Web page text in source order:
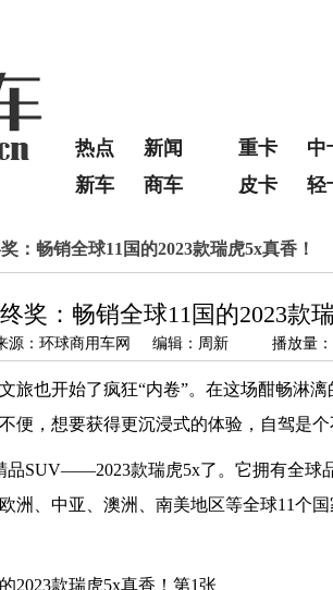
热点
新闻
新车
商车
重卡
中
皮卡
轻
：畅销全球11国的2023款瑞虎5x真香！
奖：畅销全球11国的2023款
源：环球商用车网 编辑：周新 播放量：
旅也开始了疯狂“内卷”。在这场酣畅淋
便，想要获得更沉浸式的体验，自驾是个
品SUV——2023款瑞虎5x了。它拥有全球
、中亚、澳洲、南美地区等全球11个国